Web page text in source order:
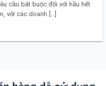
cầu bắt buộc đối với hầu hết
với các doanh […]